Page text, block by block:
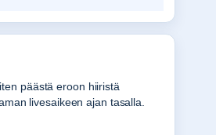
päästä eroon hiiristä
livesaikeen ajan tasalla.